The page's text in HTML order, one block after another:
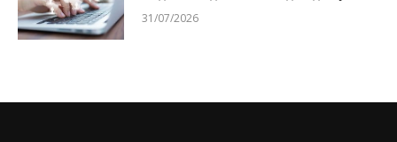
31/07/2026